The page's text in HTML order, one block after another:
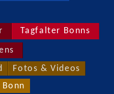
Tagfalter Bonns
Fotos & Videos